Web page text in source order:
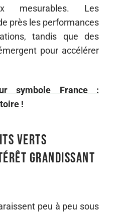
mesurables. Les
près les performances
tandis que des
pour accélérer
symbole France :
!
verts
grandissant
peu à peu sous